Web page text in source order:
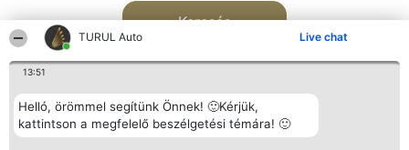
TURUL Auto Live chat
13:51
Helló, örömmel segítünk Önnek! 🙂Kérjük,
kattintson a megfelelő beszélgetési témára! 🙂
Keresés